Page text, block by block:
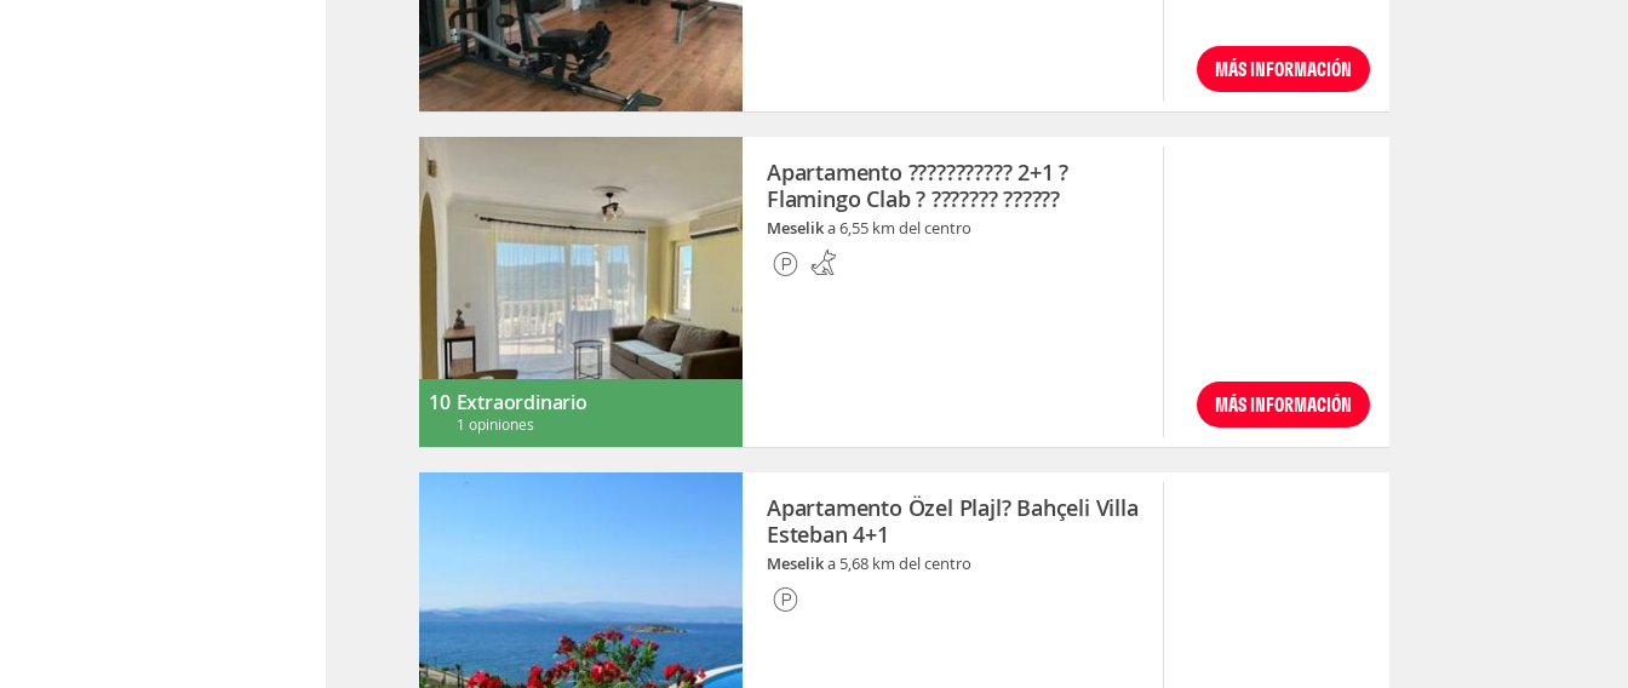
MÁS INFORMACIÓN
10 Extraordinario
1 opiniones
Apartamento ??????????? 2+1 ?
Flamingo Clab ? ??????? ??????
Meselika 6,55 km del centro
MÁS INFORMACIÓN
Apartamento Özel Plajl? Bahçeli Villa
Esteban 4+1
Meselika 5,68 km del centro